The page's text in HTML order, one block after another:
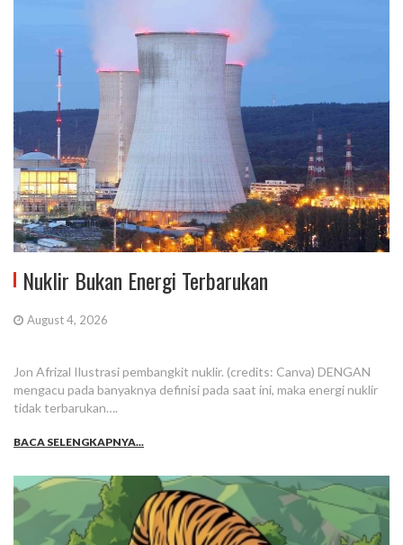
Nuklir Bukan Energi Terbarukan
August 4, 2026
Jon Afrizal Ilustrasi pembangkit nuklir. (credits: Canva) DENGAN
mengacu pada banyaknya definisi pada saat ini, maka energi nuklir
tidak terbarukan….
BACA SELENGKAPNYA...